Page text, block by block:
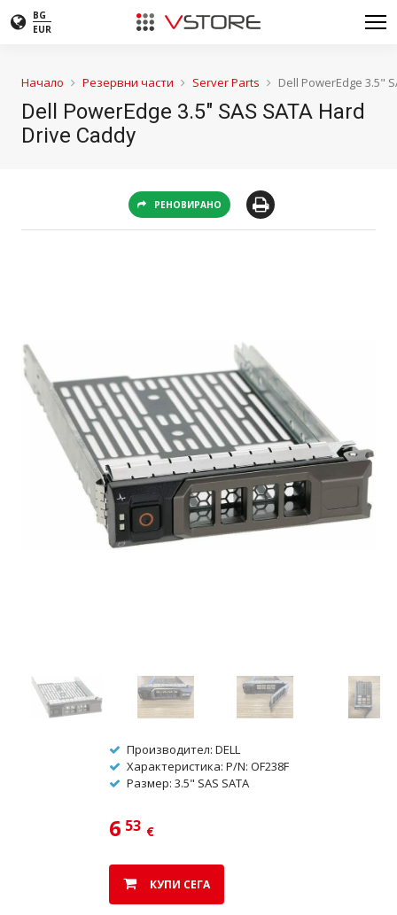
BG
EUR
Начало Резервни части Server Parts Dell PowerEdge 3.5"
Dell PowerEdge 3.5" SAS SATA Hard
Drive Caddy
РЕНОВИРАНО
Производител: DELL
Характеристика: P/N: OF238F
Размер: 3.5" SAS SATA
653 €
КУПИ СЕГА